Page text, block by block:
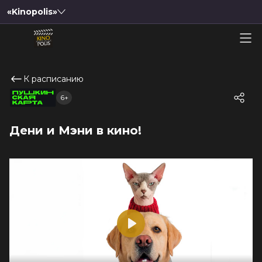
«Kinopolis»
К расписанию
Дени и Мэни в кино!
6+
Play